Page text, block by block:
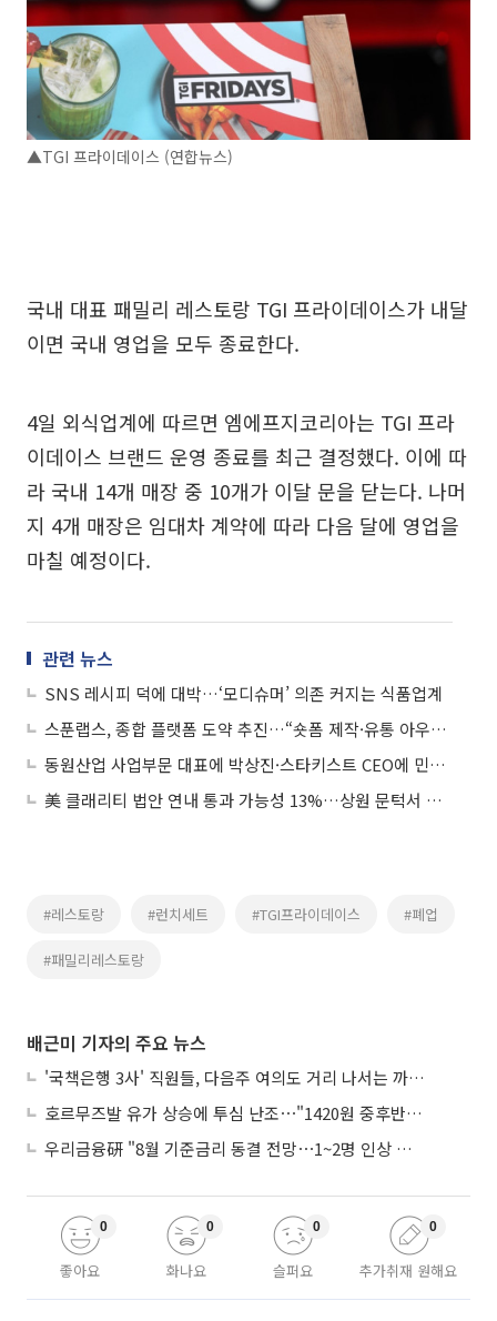
▲TGI 프라이데이스 (연합뉴스)
국내 대표 패밀리 레스토랑 TGI 프라이데이스가 내달
이면 국내 영업을 모두 종료한다.
4일 외식업계에 따르면 엠에프지코리아는 TGI 프라
이데이스 브랜드 운영 종료를 최근 결정했다. 이에 따
라 국내 14개 매장 중 10개가 이달 문을 닫는다. 나머
지 4개 매장은 임대차 계약에 따라 다음 달에 영업을
마칠 예정이다.
관련 뉴스
SNS 레시피 덕에 대박…‘모디슈머’ 의존 커지는 식품업계
스푼랩스, 종합 플랫폼 도약 추진…“숏폼 제작·유통 아우른다”
동원산업 사업부문 대표에 박상진·스타키스트 CEO에 민은홍
美 클래리티 법안 연내 통과 가능성 13%…상원 문턱서 제동
#레스토랑 #런치세트 #TGI프라이데이스 #폐업
#패밀리레스토랑
배근미 기자의 주요 뉴스
'국책은행 3사' 직원들, 다음주 여의도 거리 나서는 까닭은
호르무즈발 유가 상승에 투심 난조⋯"1420원 중후반 등락"
우리금융硏 "8월 기준금리 동결 전망⋯1~2명 인상 소수의견 낼 것"
좋아요
0
화나요
0
슬퍼요
0
추가취재 원해요
0